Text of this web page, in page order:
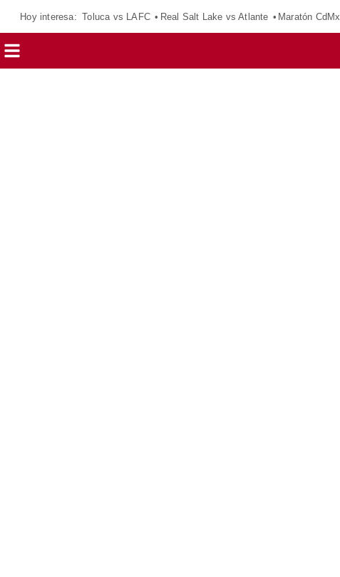
Hoy interesa: Toluca vs LAFC Real Salt Lake vs Atlante Maratón CdMx